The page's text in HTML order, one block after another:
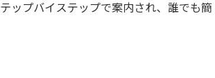
ップバイステップで案内され、誰でも簡